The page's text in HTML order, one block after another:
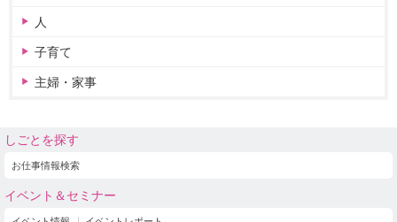
人
子育て
主婦・家事
しごとを探す
お仕事情報検索
イベント＆セミナー